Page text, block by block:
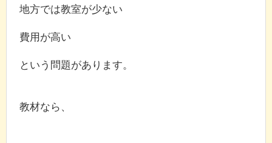
地方では教室が少ない
費用が高い
という問題があります。
教材なら、